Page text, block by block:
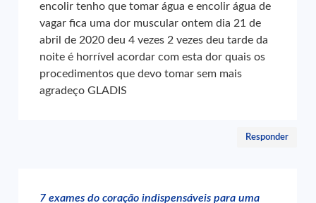
encolir tenho que tomar água e encolir água de
vagar fica uma dor muscular ontem dia 21 de
abril de 2020 deu 4 vezes 2 vezes deu tarde da
noite é horrível acordar com esta dor quais os
procedimentos que devo tomar sem mais
agradeço GLADIS
Responder
7 exames do coração indispensáveis para uma